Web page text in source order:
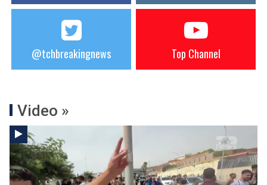
@tchbreakingnews Top Channel
Video »